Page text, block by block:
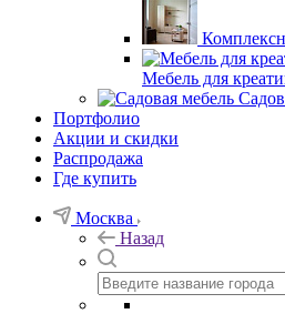
Мебель для
Портфолио
Акции и скидки
Распродажа
Где купить
Москва
Назад